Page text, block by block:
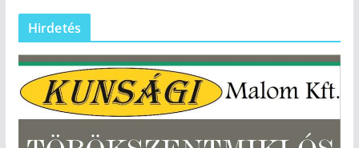
Hirdetés